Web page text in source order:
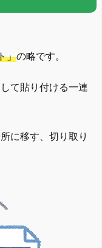
」の略です。
て貼り付ける一連
に移す、切り取り